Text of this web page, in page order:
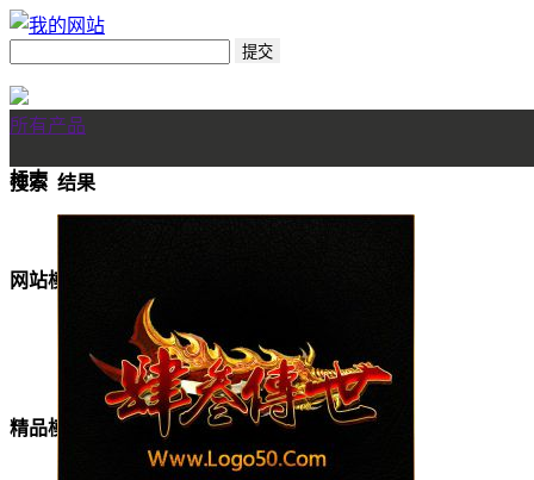
所有产品
标志
网站模板
美女模板
精品模板
搜索 结果